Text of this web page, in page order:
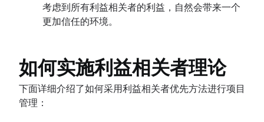
考虑到所有利益相关者的利益，自然会带来一个
更加信任的环境。
如何实施利益相关者理论
下面详细介绍了如何采用利益相关者优先方法进行项目
管理：